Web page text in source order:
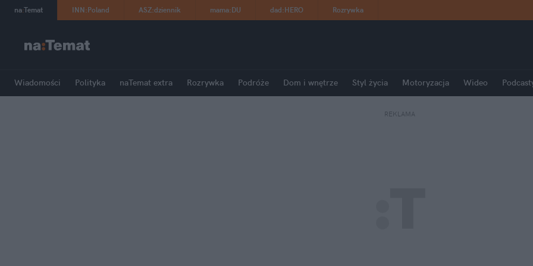
na:Temat INN:Poland ASZ:dziennik mama:DU dad:HERO Rozrywka
Wiadomości Polityka naTemat extra Rozrywka Podróże Dom i wnętrze Styl życia Motoryzacja Wideo
REKLAMA